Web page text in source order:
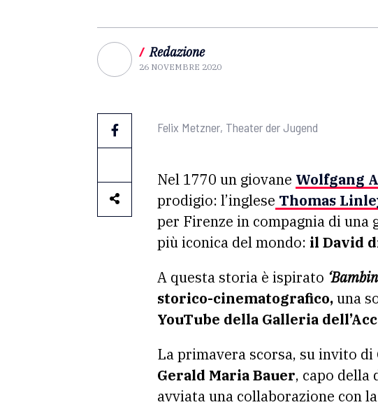
/ Redazione
26 NOVEMBRE 2020
Felix Metzner, Theater der Jugend
Nel 1770 un giovane Wolfgang
prodigio: l’inglese Thomas
per Firenze in compagnia di
più iconica del mondo: il David
A questa storia è ispirato
storico-cinematografico,una
YouTube della Galleria
La primavera scorsa, su invito di
Gerald Maria Bauer, capo della
avviata una collaborazione con